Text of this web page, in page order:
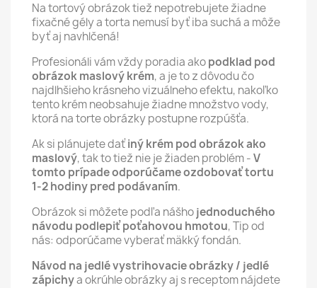
Na tortový obrázok tiež nepotrebujete žiadne
fixačné gély a torta nemusí byť iba suchá a môže
byť aj navhlčená!
Profesionáli vám vždy poradia akopodklad pod
obrázok maslový krém, a je to z dôvodu čo
najdlhšieho krásneho vizuálneho efektu, nakoľko
tento krém neobsahuje žiadne množstvo vody,
ktorá na torte obrázky postupne rozpúšťa.
Ak si plánujete daťiný krém pod obrázok ako
maslový, tak to tiež nie je žiaden problém -V
tomto prípade odporúčame ozdobovať tortu
1-2 hodiny pred podávaním.
Obrázok si môžete podľa nášhojednoduchého
návodu podlepiť poťahovou hmotou, Tip od
nás: odporúčame vyberať mäkký fondán.
Návod na jedlé vystrihovacie obrázky / jedlé
zápichya okrúhle obrázky aj s receptom nájdete